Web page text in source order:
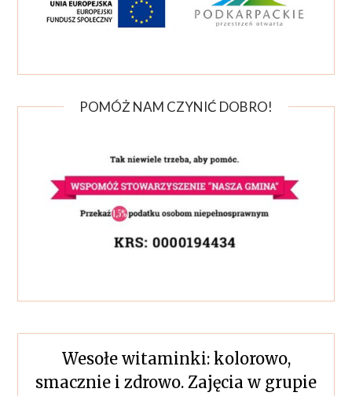
POMÓŻ NAM CZYNIĆ DOBRO!
Wesołe witaminki: kolorowo,
smacznie i zdrowo. Zajęcia w grupie